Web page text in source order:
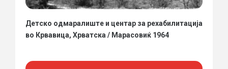
Детско одмаралиште и центар за рехабилитација
во Крвавица, Хрватска / Марасовиќ 1964